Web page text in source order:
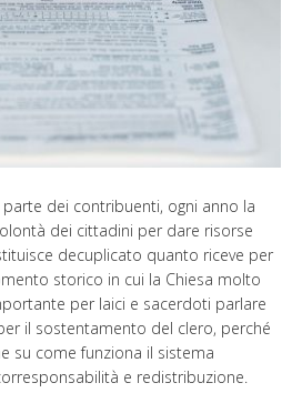
parte dei contribuenti, ogni anno la
dei cittadini per dare risorse
decuplicato quanto riceve per
storico in cui la Chiesa molto
per laici e sacerdoti parlare
il sostentamento del clero, perché
su come funziona il sistema
e redistribuzione.